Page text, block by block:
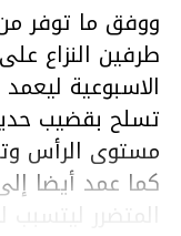
ووفق ما توفر
طرفين النزاع
الاسبوعية
تسلح بقضيب
مستوى الرأس
كما عمد أيضا
المتضرر